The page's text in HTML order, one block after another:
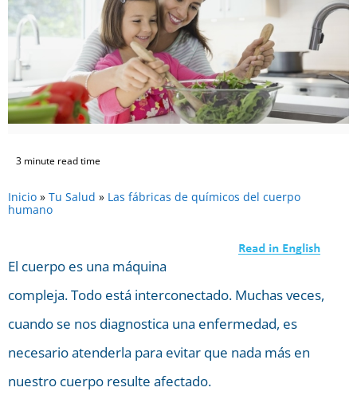
3 minute read time
Inicio » Tu Salud » Las fábricas de químicos del cuerpo
humano
El cuerpo es una máquina
compleja. Todo está interconectado. Muchas veces,
cuando se nos diagnostica una enfermedad, es
necesario atenderla para evitar que nada más en
nuestro cuerpo resulte afectado.